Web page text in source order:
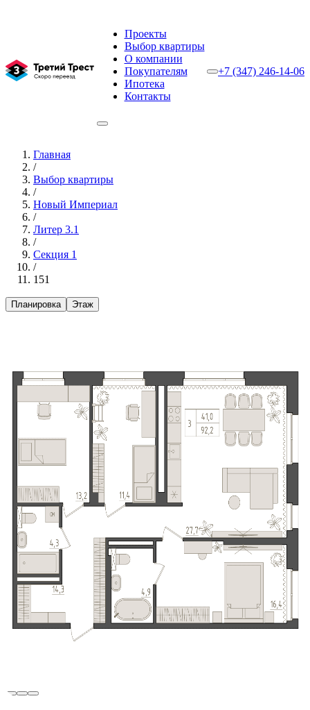
Проекты
Выбор квартиры
О компании
Покупателям
Ипотека
Контакты
+7 (347) 246-14-06
Главная
/
Выбор квартиры
/
Новый Империал
/
Литер 3.1
/
Секция 1
/
151
Планировка Этаж